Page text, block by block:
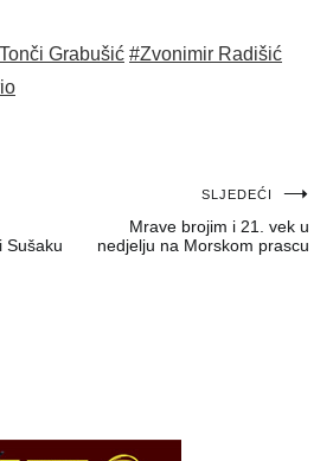
Grabušić #Zvonimir Radišić
Sušaku
SLJEDEĆI
Mrave brojim i 21. vek u
nedjelju na Morskom prascu